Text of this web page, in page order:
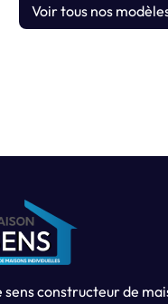
Voir tous nos
sens constructeur de